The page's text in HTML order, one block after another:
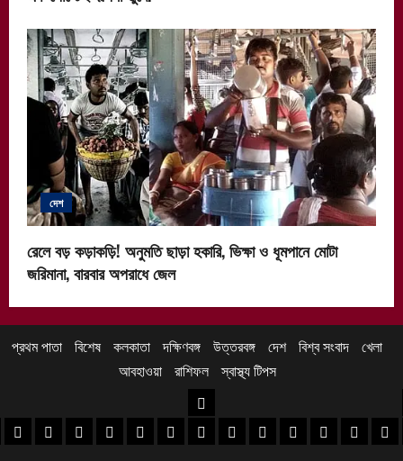
দেশ
রেলে বড় কড়াকড়ি! অনুমতি ছাড়া হকারি, ভিক্ষা ও ধূমপানে মোটা
জরিমানা, বারবার অপরাধে জেল
প্রথম পাতা বিশেষ কলকাতা দক্ষিণবঙ্গ উত্তরবঙ্গ দেশ বিশ্ব সংবাদ খেলা
আবহাওয়া
রাশিফল স্বাস্থ্য টিপস
খবর
খবর
পুরুলিয়া খবর
বাঁকুড়া খবরপশ্চিম বর্ধমান খবর
পূর্ব বর্ধমান খবর
বীরভূম খবরমুর্শিদাবাদ খবর
উত্তরবঙ্গ
কোচবিহার নিউজ
আলিপুরদুয়ার খবর
জলপাইগুড়ি খবর
শিলিগুড়ি খবর
উত্তরদক্ষিণ